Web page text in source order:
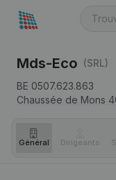
Mds-Eco (SRL)
BE 0507.623.863
Chaussée de Mons
Général Dirigeants